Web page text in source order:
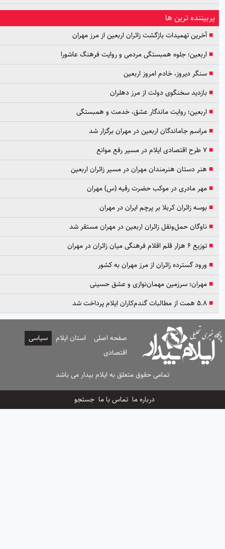
ترین ها
تهمیدات بازگشت زائران اربعین از مرز مهران
جلوه همبستگی مردمی و روایت فرهنگ عاشورا
دیروز، خادم امروز اربعین
سخنگوی دولت از مرز دهلران
روایت ماندگار عشق، خدمت و همبستگی
جاماندگان اربعین در مهران برگزار شد
دستان هنرمندان مهران در مسیر زائران اربعین
مادری در موکب حضرت رقیه (س) مهران
زائران کربلا بر پرچم ایران در مهران
حمل‌ونقل زائران اربعین در مهران مستقر شد
فرهنگی میان زائران در مهران
گسترده زائران از مرز مهران به کشور
سرزمین مهمان‌نوازی و عشق حسینی
صفحه اصلی استان ایلام
سیاسی
اقتصادی
تمامی حقوق متعلق به ایلام بیدار می باشد
درباره ما تماس با ما جستجو